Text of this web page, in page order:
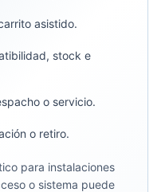
asistido.
stock e
o servicio.
o retiro.
para instalaciones
o sistema puede